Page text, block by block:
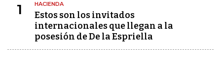
1 HACIENDA
Estos son los invitados
internacionales que llegan a la
posesión de De la Espriella